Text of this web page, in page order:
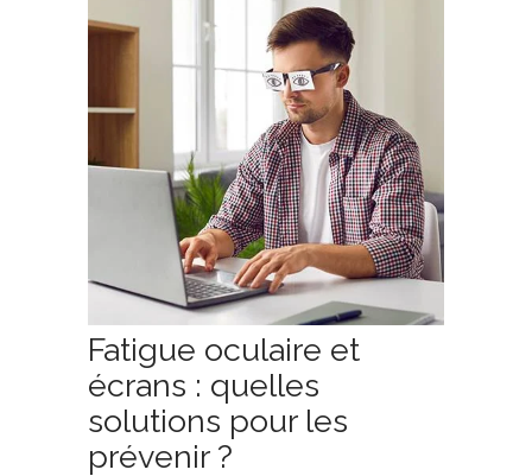
Fatigue oculaire et
écrans : quelles
solutions pour les
prévenir ?